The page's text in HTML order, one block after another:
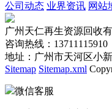
公司动态 业界资讯 网站
广州天仁再生资源回收
咨询热线：13711115910
地址：广州市天河区小
Sitemap Sitemap.xml
微信客服